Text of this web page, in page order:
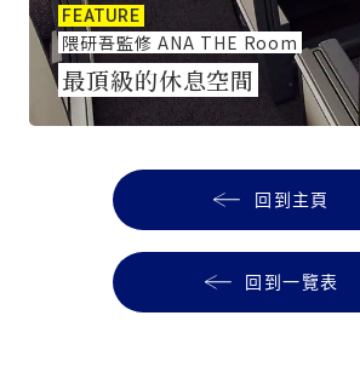
FEATURE
隈研吾監修 ANA THE Room
最頂級的休息空間
回到主頁
回到一覽表